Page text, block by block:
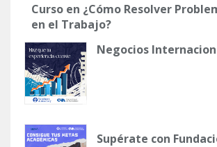
Curso en ¿Cómo Resolver
en el Trabajo?
Negocios
Supérate con